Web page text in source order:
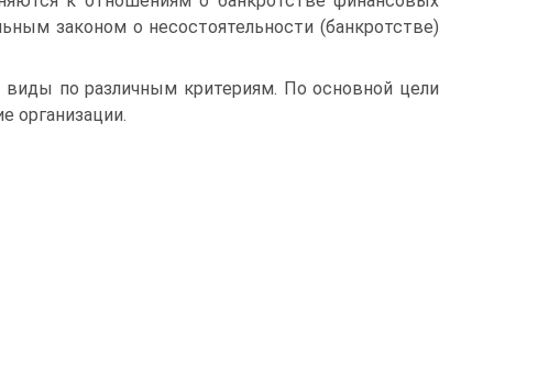
законом о несостоятельности (банкротстве)
по различным критериям. По основной цели
организации.